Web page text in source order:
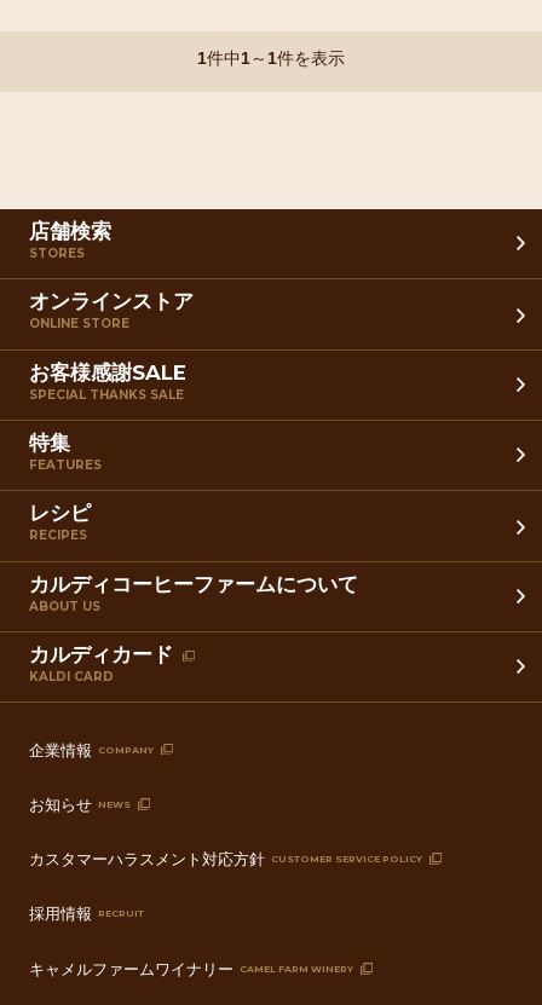
1件中1～1件を表示
店舗検索
STORES
オンラインストア
ONLINE STORE
お客様感謝SALE
SPECIAL THANKS SALE
特集
FEATURES
レシピ
RECIPES
カルディコーヒーファームについて
ABOUT US
カルディカード
KALDI CARD
企業情報 COMPANY
お知らせ NEWS
カスタマーハラスメント対応方針 CUSTOMER SERVICE POLICY
採用情報 RECRUIT
キャメルファームワイナリー CAMEL FARM WINERY